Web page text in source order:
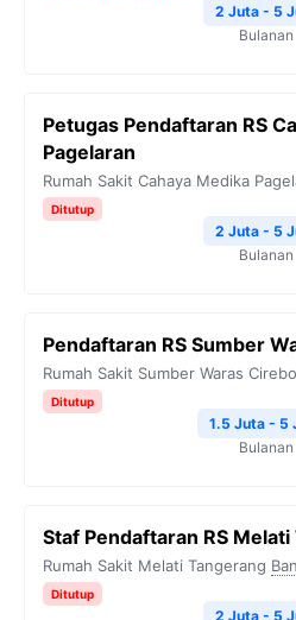
k
2 Juta - 5
Bulanan
Petugas Pendaftaran RS
Pagelaran
Rumah Sakit Cahaya Medika
Ditutup
2 Juta - 5
Bulanan
Pendaftaran RS Sumber
Rumah Sakit Sumber Waras
Ditutup
1.5 Juta - 5
Bulanan
Staf Pendaftaran RS
Rumah Sakit Melati Tangerang
Ditutup
2 Juta - 5